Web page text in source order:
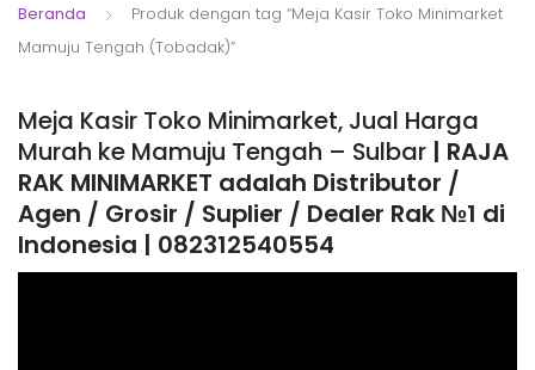
Beranda
Produk dengan tag “Meja Kasir Toko Minimarket
Mamuju Tengah (Tobadak)”
Meja Kasir Toko Minimarket, Jual Harga
Murah ke Mamuju Tengah – Sulbar | RAJA
RAK MINIMARKET adalah Distributor /
Agen / Grosir / Suplier / Dealer Rak №1 di
Indonesia | 082312540554